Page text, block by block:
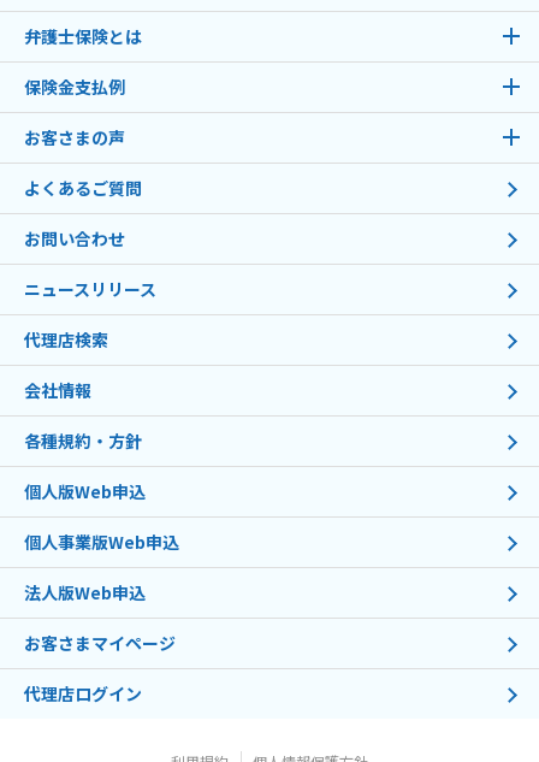
弁護士保険とは
保険金支払例
お客さまの声
よくあるご質問
お問い合わせ
ニュースリリース
代理店検索
会社情報
各種規約・方針
個人版Web申込
個人事業版Web申込
法人版Web申込
お客さまマイページ
代理店ログイン